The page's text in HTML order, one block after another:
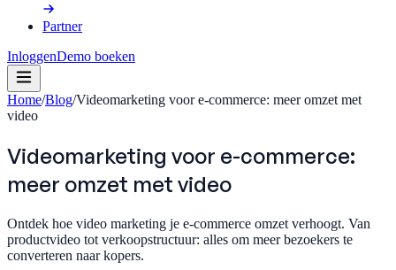
Partner
InloggenDemo boeken
Home/Blog/Videomarketing voor e-commerce: meer omzet met
video
Videomarketing voor e-commerce:
meer omzet met video
Ontdek hoe video marketing je e-commerce omzet verhoogt. Van
productvideo tot verkoopstructuur: alles om meer bezoekers te
converteren naar kopers.